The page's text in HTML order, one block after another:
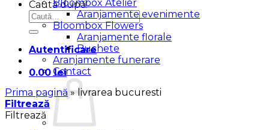
Caută după:
Autentificare
0.00lei
Bloombox Atelier
Aranjamente evenimente
Bloombox Flowers
Aranjamente florale
Buchete
Aranjamente funerare
Contact
Prima pagină » livrarea bucuresti
Filtrează
Filtrează